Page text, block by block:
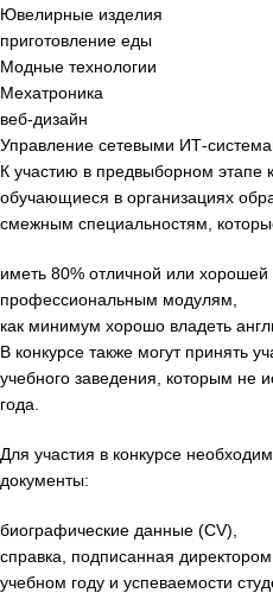
Ювелирные изделия
приготовление еды
Модные технологии
Мехатроника
веб-дизайн
Управление сетевыми ИТ-
К участию в предвыборном этапе
обучающиеся в организациях
смежным специальностям,
иметь 80% отличной или хорошей
профессиональным модулям,
как минимум хорошо владеть
В конкурсе также могут принять
учебного заведения, которым не
года.
Для участия в конкурсе
документы:
биографические данные (CV),
справка, подписанная
учебном году и успеваемости